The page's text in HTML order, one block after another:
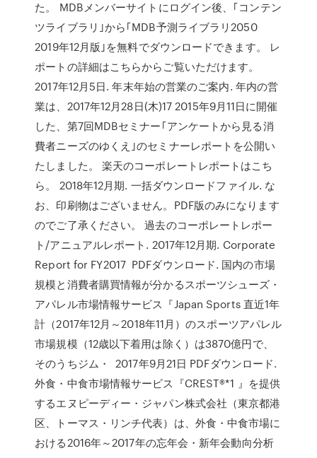
た。 MDBメンバーサイトにログイン後、｢コンテン
ツライブラリ｣から｢MDB予測ライブラリ2050
2019年12月版｣を無料でダウンロードできます。 レ
ポートの詳細はこちらからご覧いただけます。
2017年12月5日. 年末年始の営業のご案内. 年内の営
業は、2017年12月28日(木)17 2015年9月11日に開催
した、第7回MDBセミナー｢アンケートから見る消
費者ニーズのゆくえ｣のセミナーレポートを公開い
たしました。 楽天のコーポレートレポートはこち
ら。 2018年12月期. 一括ダウンロードファイル. な
お、印刷物はございません。PDF版のみになります
のでご了承ください。 過去のコーポレートレポー
ト/アニュアルレポート. 2017年12月期. Corporate
Report for FY2017 PDFダウンロード. 国内の市場
規模と消費者購買情報が分かるスポーツシューズ・
アパレル市場情報サービス『Japan Sports 直近1年
計（2017年12月～2018年11月）のスポーツアパレル
市場規模（12歳以下着用は除く）は3870億円で、
そのうちジム・ 2017年9月21日 PDFダウンロード.
外食・中食市場情報サービス『CREST®*1 』を提供
するエヌピーディー・ジャパン株式会社（東京都港
区、トーマス・リンチ代表）は、外食・中食市場に
おける2016年～2017年の忘年会・新年会動向分析